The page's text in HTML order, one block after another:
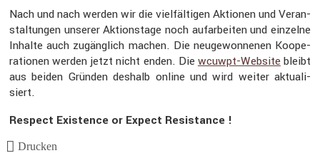
Nach und nach werden wir die vielfäl­tigen Aktionen und Veran­
stal­tungen unserer Aktions­tage noch aufar­beiten und einzelne
Inhalte auch zugäng­lich machen. Die neuge­won­nenen Koope­
ra­tionen werden jetzt nicht enden. Diewcuwpt-Websitebleibt
aus beiden Gründen deshalb online und wird weiter aktua­li­
siert.
Respect Existence or Expect Resis­tance !
Drucken